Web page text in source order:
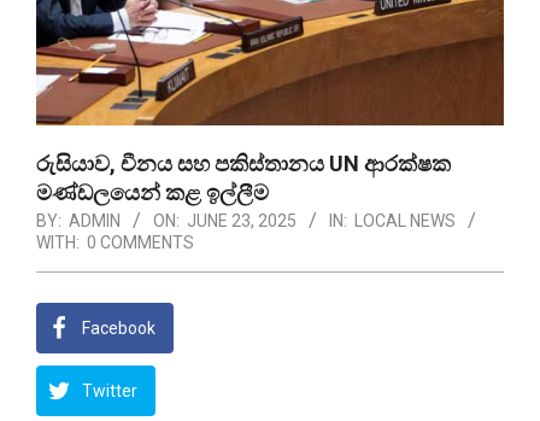
රුසියාව, චීනය සහ පකිස්තානය UN ආරක්ෂක
මණ්ඩලයෙන් කළ ඉල්ලීම
BY: ADMIN ON: JUNE 23, 2025 IN:
LOCAL NEWS
WITH: 0 COMMENTS
Facebook
Twitter